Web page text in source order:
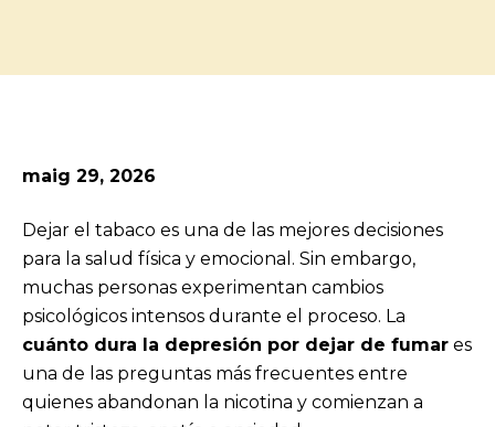
maig 29, 2026
Dejar el tabaco es una de las mejores decisiones
para la salud física y emocional. Sin embargo,
muchas personas experimentan cambios
psicológicos intensos durante el proceso. La
cuánto dura la depresión por dejar de fumar es
una de las preguntas más frecuentes entre
quienes abandonan la nicotina y comienzan a